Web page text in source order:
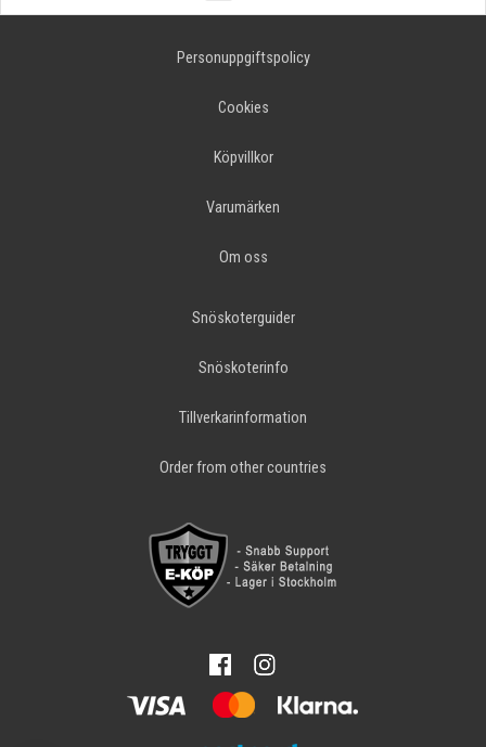
Personuppgiftspolicy
Cookies
Köpvillkor
Varumärken
Om oss
Snöskoterguider
Snöskoterinfo
Tillverkarinformation
Order from other countries